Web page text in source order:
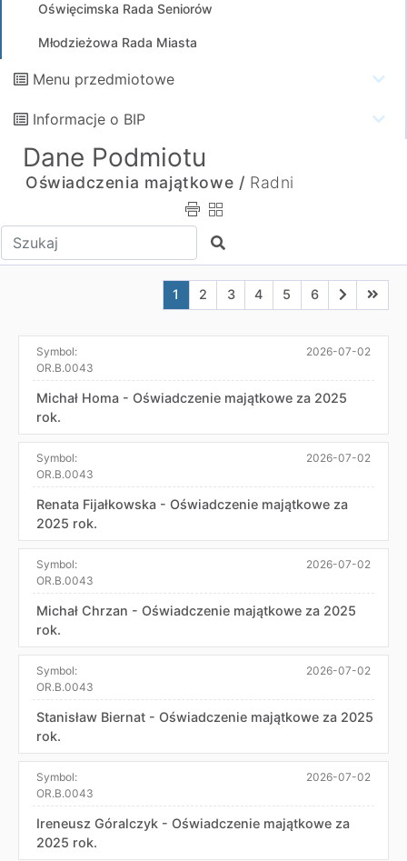
Oświęcimska Rada Seniorów
Młodzieżowa Rada Miasta
Menu przedmiotowe
Informacje o BIP
Dane Podmiotu
Oświadczenia majątkowe / Radni
Wpisz tekst do wyszukania Szukaj
Aktualna strona nr 1
1 Przejdź do strony nr 2
2 Przejdź do strony nr 3
3 Przejdź do strony nr 4
4 Przejdź do strony
5 Przejdź do
6 Przejdź
Symbol:
OR.B.0043
2026-07-02
Michał Homa - Oświadczenie majątkowe za 2025
rok.
Symbol:
OR.B.0043
2026-07-02
Renata Fijałkowska - Oświadczenie majątkowe za
2025 rok.
Symbol:
OR.B.0043
2026-07-02
Michał Chrzan - Oświadczenie majątkowe za 2025
rok.
Symbol:
OR.B.0043
2026-07-02
Stanisław Biernat - Oświadczenie majątkowe za 2025
rok.
Symbol:
OR.B.0043
2026-07-02
Ireneusz Góralczyk - Oświadczenie majątkowe za
2025 rok.